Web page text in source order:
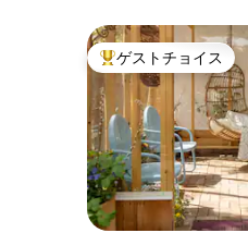
大好評のゲストチョ
ゲストチョイス